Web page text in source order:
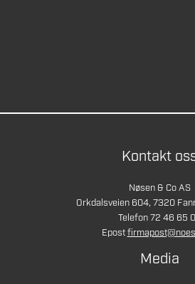
Kontakt
Nøsen & Co AS
Orkdalsveien 604, 7320
Telefon 72 46 65
Epost
Media